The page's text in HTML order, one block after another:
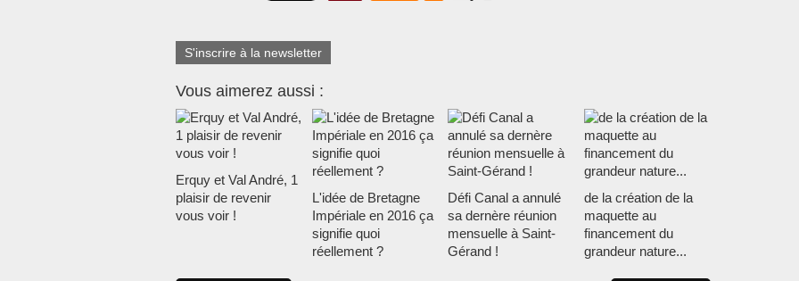
S'inscrire à la newsletter
Vous aimerez aussi :
Erquy et Val André, 1
plaisir de revenir
vous voir !
L'idée de Bretagne
Impériale en 2016 ça
signifie quoi
réellement ?
Défi Canal a annulé
sa dernère réunion
mensuelle à Saint-
Gérand !
de la création de la
maquette au
financement du
grandeur nature...